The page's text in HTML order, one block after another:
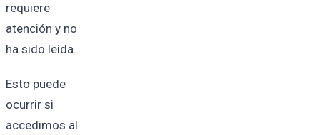
requiere
atención y no
ha sido leída.
Esto puede
ocurrir si
accedimos al